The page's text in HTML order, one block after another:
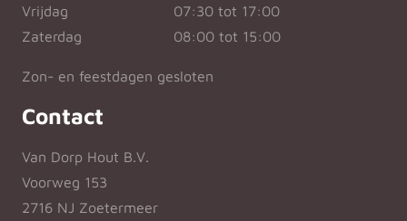
Vrijdag
07:30 tot 17:00
Zaterdag
08:00 tot 15:00
Zon- en feestdagen gesloten
Contact
Van Dorp Hout B.V.
Voorweg 153
2716 NJ Zoetermeer